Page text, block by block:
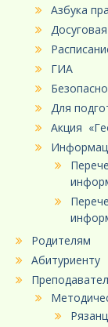
Азбука
ГИА
Для
Акция
Родителям
Абитуриенту